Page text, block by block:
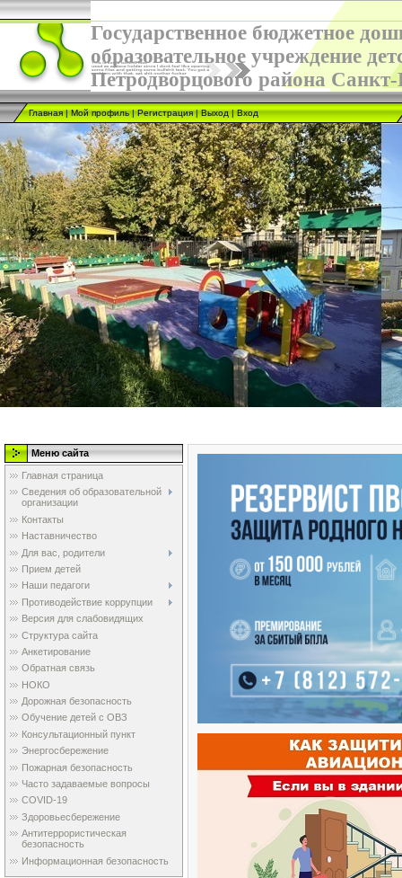
Государственное бюджетное
образовательное учреждение
Петродворцового района Санкт-
Главная |Мой профиль|Регистрация |Выход|Вход
Меню сайта
Главная страница
Сведения об образовательной
организации
Контакты
Наставничество
Для вас, родители
Прием детей
Наши педагоги
Противодействие коррупции
Версия для слабовидящих
Структура сайта
Анкетирование
Обратная связь
НОКО
Дорожная безопасность
Обучение детей с ОВЗ
Консультационный пункт
Энергосбережение
Пожарная безопасность
Часто задаваемые вопросы
COVID-19
Здоровьесбережение
Антитеррористическая
безопасность
Информационная безопасность